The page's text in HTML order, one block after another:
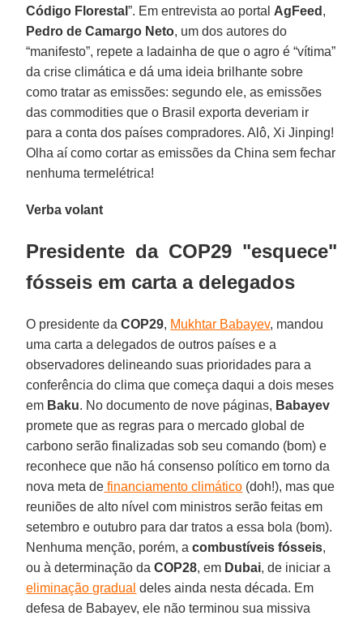
Código Florestal”. Em entrevista ao portal AgFeed ,
Pedro de Camargo Neto, um dos autores do
“manifesto”, repete a ladainha de que o agro é “vítima”
da crise climática e dá uma ideia brilhante sobre
como tratar as emissões: segundo ele, as emissões
das commodities que o Brasil exporta deveriam ir
para a conta dos países compradores. Alô, Xi Jinping!
Olha aí como cortar as emissões da China sem fechar
nenhuma termelétrica!
Verba volant
Presidente da COP29 "esquece"
fósseis em carta a delegados
O presidente daCOP29, Mukhtar Babayev, mandou
uma carta a delegados de outros países e a
observadores delineando suas prioridades para a
conferência do clima que começa daqui a dois meses
em Baku. No documento de nove páginas, Babayev
promete que as regras para o mercado global de
carbono serão finalizadas sob seu comando (bom) e
reconhece que não há consenso político em torno da
nova meta de financiamento climático (doh!), mas que
reuniões de alto nível com ministros serão feitas em
setembro e outubro para dar tratos a essa bola (bom).
Nenhuma menção, porém, acombustíveis fósseis,
ou à determinação daCOP28, em Dubai, de iniciar a
eliminação gradual deles ainda nesta década. Em
defesa de Babayev, ele não terminou sua missiva